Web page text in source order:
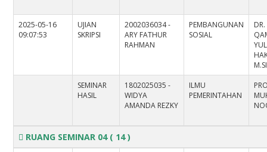
2025-05-16
09:07:53
UJIAN
SKRIPSI
2002036034 -
ARY FATHUR
RAHMAN
PEMBANGUNAN
SOSIAL
DR.
M.SI
SEMINAR
HASIL
1802025035 -
WIDYA
AMANDA REZKY
ILMU
PEMERINTAHAN
RUANG SEMINAR 04 ( 14 )